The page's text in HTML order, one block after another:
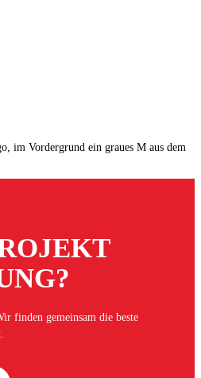
finden gemeinsam die beste